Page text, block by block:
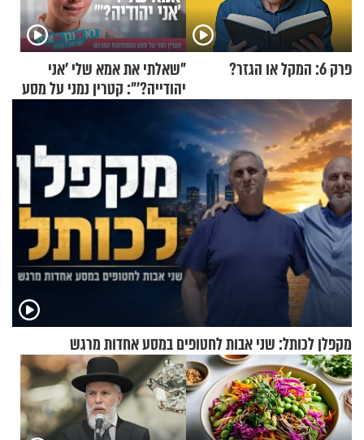
פרק 6: המקל או הגזר?
"שאלתי את אמא שלי 'אני
יהודייה?'": קטרין נמני על מסע
ההתחזקות המרגש
מקפלן לכותל: שני אבות לחטופים במסע אחדות מרגש